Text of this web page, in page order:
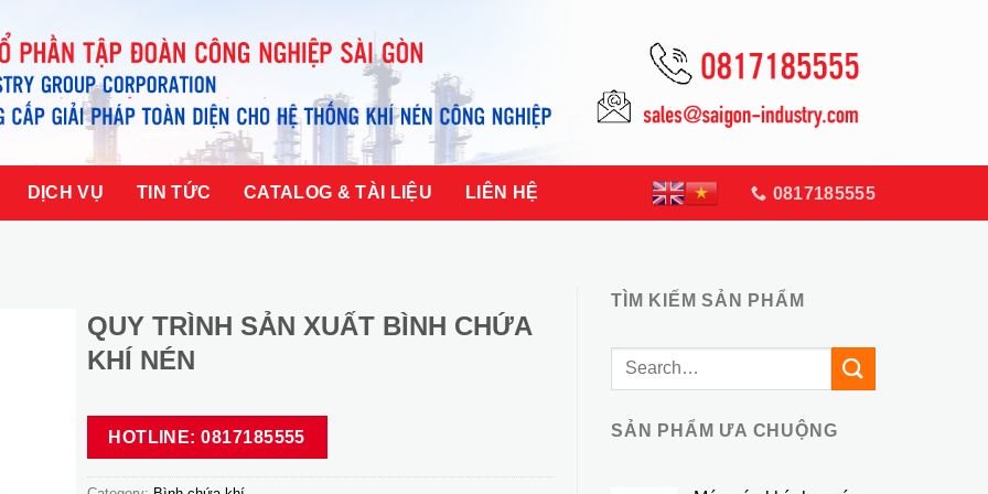
DỊCH VỤ TIN TỨC CATALOG & TÀI LIỆU LIÊN HỆ 0817185555
TÌM KIẾM SẢN PHẨM
Search
SẢN PHẨM ƯA CHUỘNG
QUY TRÌNH SẢN XUẤT BÌNH CHỨA
KHÍ NÉN
HOTLINE: 0817185555